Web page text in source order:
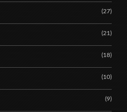
(27)
(21)
(18)
(10)
(9)